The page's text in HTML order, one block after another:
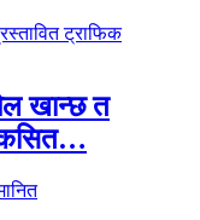
खान्छ त